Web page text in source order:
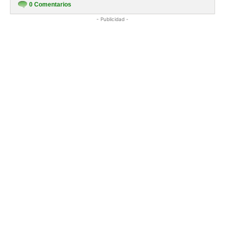
0 Comentarios
- Publicidad -